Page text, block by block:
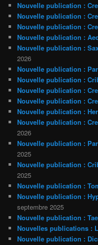
Nouvelle publication :
Nouvelle publication :
Nouvelle publication :
Nouvelle publication :
Nouvelle publication :
2026
Nouvelle publication :
Nouvelle publication :
Nouvelle publication :
Nouvelle publication :
Nouvelle publication :
Nouvelle publication :
2026
Nouvelle publication :
2025
Nouvelle publication :
2025
Nouvelle publication :
Nouvelle publication :
septembre 2025
Nouvelle publication :
Nouvelles publications :
Nouvelle publication :